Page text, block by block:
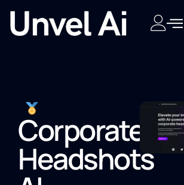
Corporate
Headshots